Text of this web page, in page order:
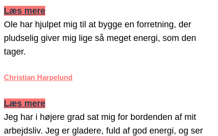
Læs mere
Ole har hjulpet mig til at bygge en forretning, der
pludselig giver mig lige så meget energi, som den
tager.
Christian Harpelund
Læs mere
Jeg har i højere grad sat mig for bordenden af mit
arbejdsliv. Jeg er gladere, fuld af god energi, og ser